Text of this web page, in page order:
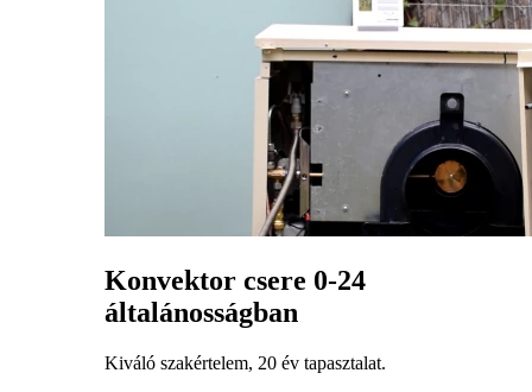
Konvektor csere 0-24
általánosságban
Kiváló szakértelem, 20 év tapasztalat.